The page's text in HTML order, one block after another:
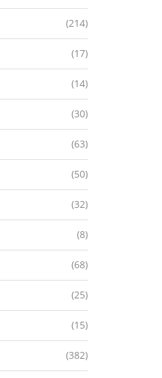
(214)
(17)
(14)
(30)
(63)
(50)
(32)
(8)
(68)
(25)
(15)
(382)